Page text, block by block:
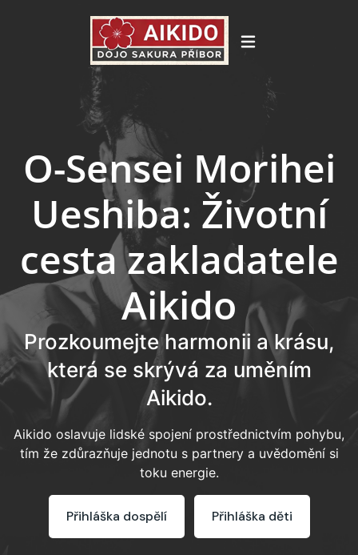
O-Sensei Morihei
Ueshiba: Životní
cesta zakladatele
Aikido
Prozkoumejte harmonii a krásu,
která se skrývá za uměním
Aikido.
Aikido oslavuje lidské spojení prostřednictvím pohybu,
tím že zdůrazňuje jednotu s partnery a uvědomění si
toku energie.
Přihláška dospělí Přihláška děti